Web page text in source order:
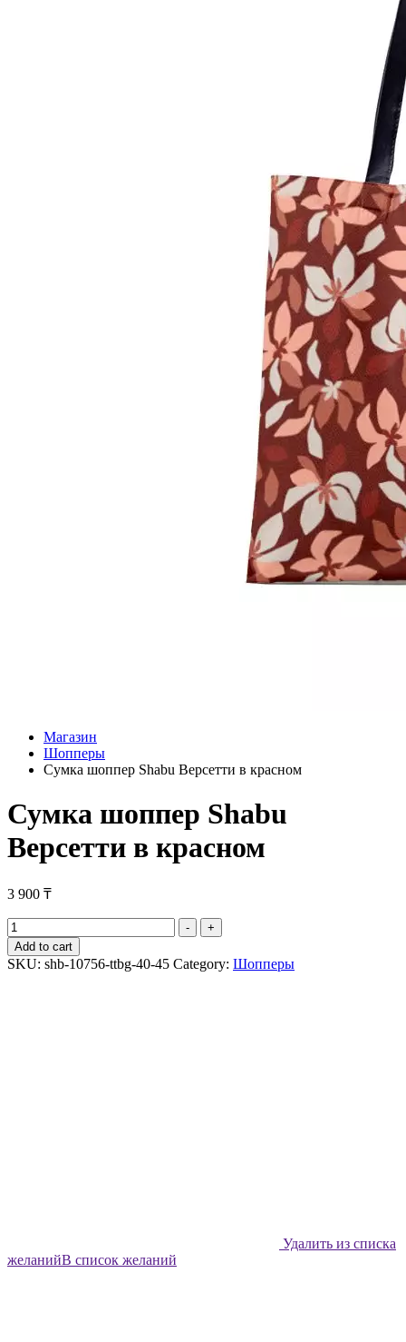
Магазин
Шопперы
Сумка шоппер Shabu Версетти в красном
Сумка шоппер Shabu
Версетти в красном
3 900 ₸
Сумка
шоппер
Shabu
Версетти
-
+
Add to cart
SKU: shb-10756-ttbg-40-45 Category: Шопперы
Удалить из списка
желанийВ список желаний